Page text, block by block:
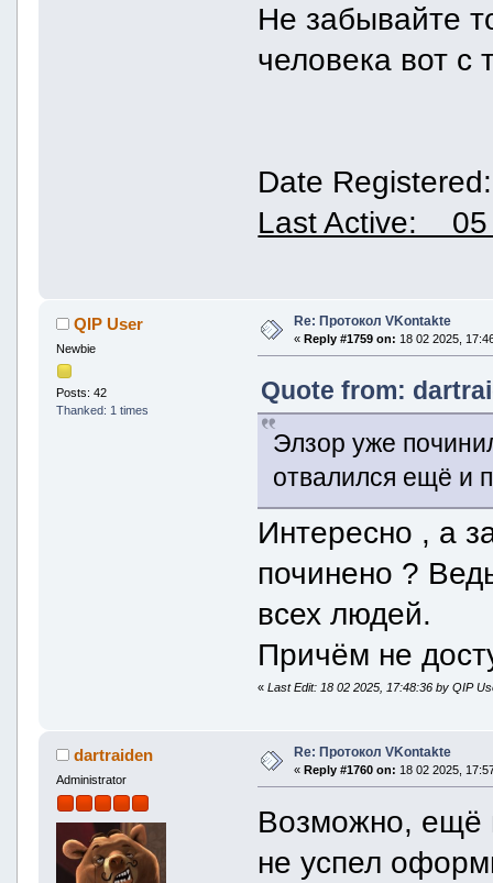
Не забывайте
человека вот с
Date
Last Active: 05
QIP User
Newbie
Posts: 42
Thanked: 1 times
Re: Протокол VKontakte
« Reply #1759 on: 18 02 2025,
Quote from:
Элзор уже
отвалился ещё и
Интересно , а
починено ?
всех людей.
Причём не
«Last Edit: 18 02 2025, 17:48:36 by QIP
dartraiden
Administrator
Re: Протокол VKontakte
« Reply #1760 on: 18 02 2025,
Возможно, ещё
не успел